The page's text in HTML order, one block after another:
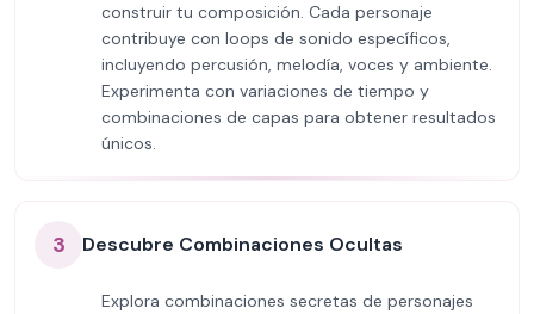
construir tu composición. Cada personaje
contribuye con loops de sonido específicos,
incluyendo percusión, melodía, voces y ambiente.
Experimenta con variaciones de tiempo y
combinaciones de capas para obtener resultados
únicos.
3 Descubre Combinaciones Ocultas
Explora combinaciones secretas de personajes